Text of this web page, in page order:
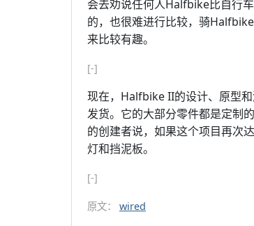
会去劝说任何人Halfbike比自行
的，也很难进行比较，骑
来比较有趣。
[-]
现在，Halfbike II的设计、原型
发货。它的大部分零件都是定制
的创建者说，如果这个项目再次
灯和挡泥板。
[-]
原文： wired